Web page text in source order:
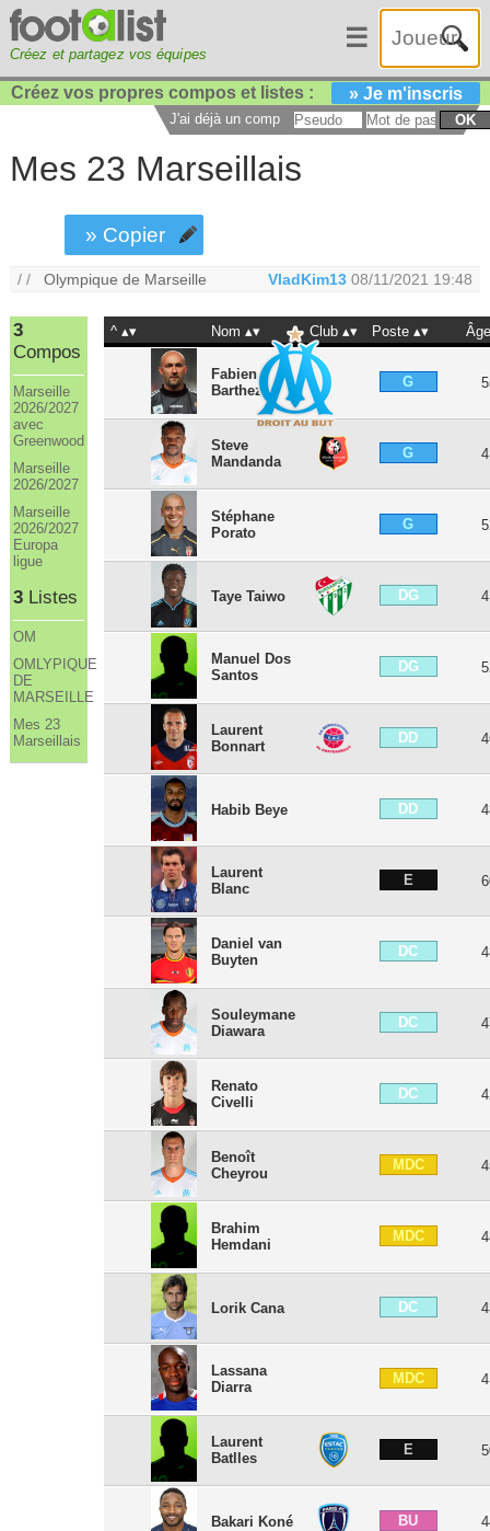
Créez et partagez vos équipes
☰
Créez vos propres compos et listes : » Je m'inscris
J'ai déjà un compte : OK
Mes 23 Marseillais
» Copier
/ /Olympique de Marseille VladKim13 08/11/2021 19:48
3
Compos
Marseille
2026/2027
avec
Greenwood
Marseille
2026/2027
Marseille
2026/2027
Europa
ligue
3Listes
OM
OMLYPIQUE
DE
MARSEILLE
Mes 23
Marseillais
^ Nom Club Poste
Fabien
Barthez
G
Steve
Mandanda
G
Stéphane
Porato
G
Taye Taiwo DG
Manuel Dos
Santos
DG
Laurent
Bonnart
DD
Habib Beye DD
Laurent
Blanc
E
Daniel van
Buyten
DC
Souleymane
Diawara
DC
Renato
Civelli
DC
Benoît
Cheyrou
MDC
Brahim
Hemdani
MDC
Lorik Cana DC
Lassana
Diarra
MDC
Laurent
Batlles
E
Bakari Koné BU